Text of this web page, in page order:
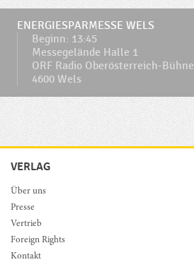
ENERGIESPARMESSE WELS
Beginn: 13:45
Messegelände Halle 1
ORF Radio Oberösterreich-Bühne
4600 Wels
VERLAG
Über uns
Presse
Vertrieb
Foreign Rights
Kontakt